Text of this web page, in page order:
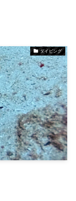
ダイビング